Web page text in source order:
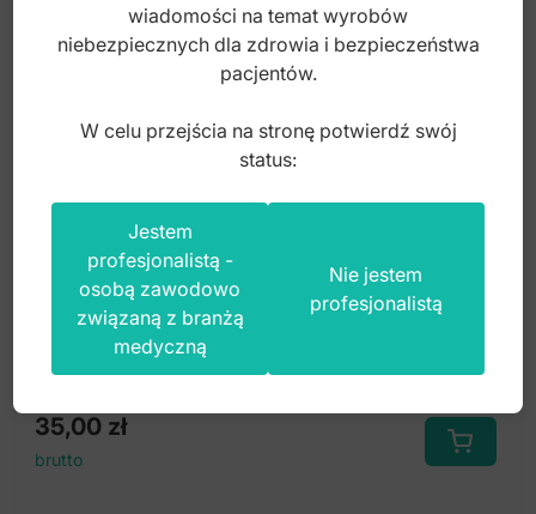
Classic-8 Sierp Scharman jednostronny fig.6
Index: DP.924.067
35,00 zł
brutto
wiadomości na temat wyrobów
niebezpiecznych dla zdrowia i bezpieczeństwa
pacjentów.
W celu przejścia na stronę potwierdź swój
status:
Jestem
profesjonalistą -
osobą zawodowo
związaną z branżą
medyczną
Nie jestem
profesjonalistą